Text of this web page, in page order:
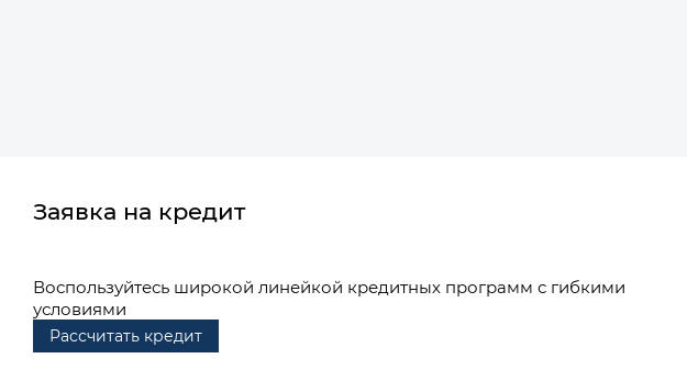
Заявка на кредит
Воспользуйтесь широкой линейкой кредитных программ с гибкими
условиями
Рассчитать кредит